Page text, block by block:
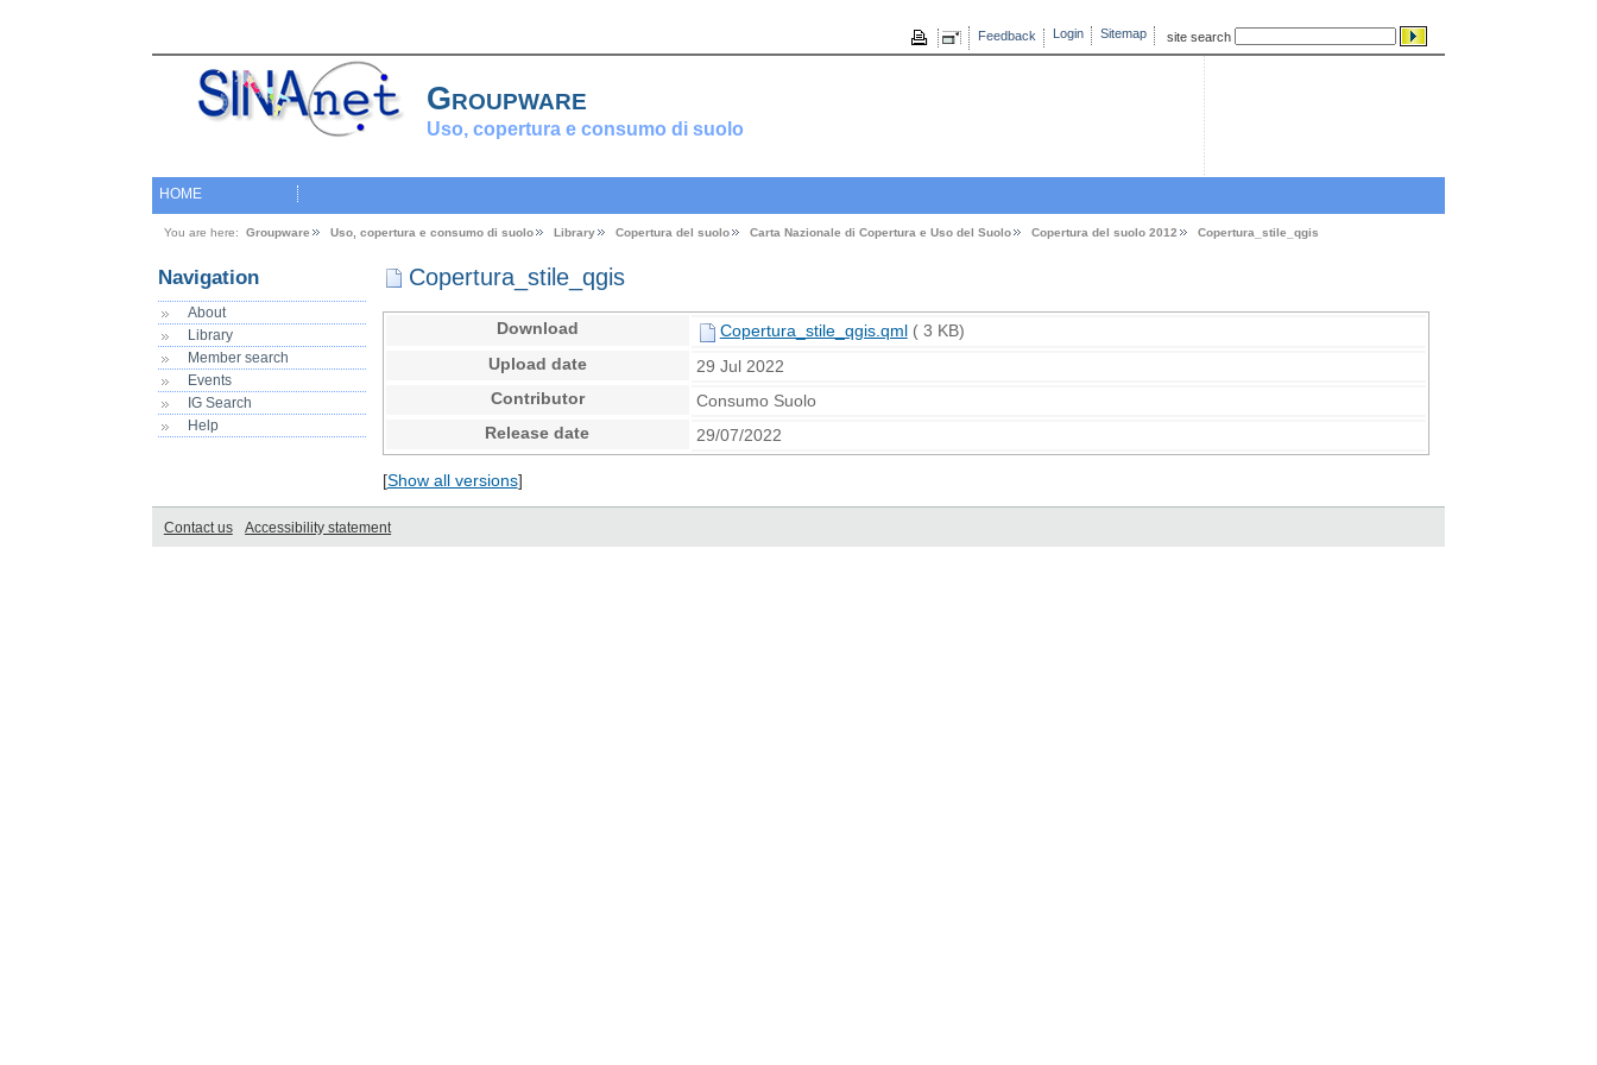
site search
Login Sitemap
Feedback
Groupware
Uso, copertura e consumo di suolo
HOME
You are here: Groupware Uso, copertura e consumo di suolo Library Copertura del suolo Carta Nazionale di Copertura e Uso del Suolo Copertura del suolo 2012 Copertura_stile_qgis
Navigation
About
Library
Member search
Events
IG Search
Help
Copertura_stile_qgis
Download Copertura_stile_qgis.qml ( 3 KB)
Upload date
29 Jul 2022
Contributor
Consumo Suolo
Release date
29/07/2022
[Show all versions]
Contact us Accessibility statement